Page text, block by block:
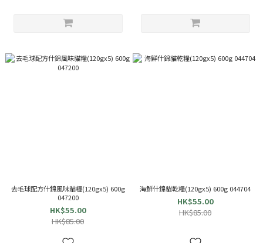
去毛球配方什錦風味貓糧(120gx5) 600g
047200
HK$55.00
HK$85.00
海鮮什錦貓乾糧(120gx5) 600g 044704
HK$55.00
HK$85.00